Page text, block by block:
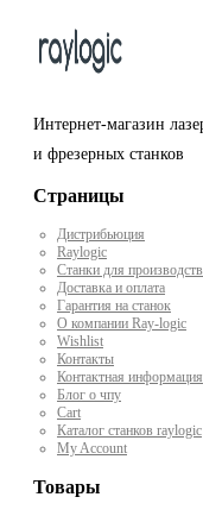
Интернет-магазин
и фрезерных станков
Страницы
Дистрибьюция
Raylogic
Станки для
Доставка и оплата
Гарантия на станок
О компании Ray-logic
Wishlist
Контакты
Контактная информация
Блог о чпу
Cart
Каталог станков raylogic
My Account
Товары